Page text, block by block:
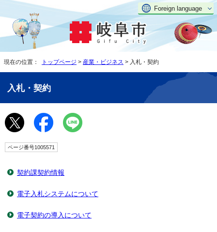
Foreign language
現在の位置： トップページ > 産業・ビジネス > 入札・契約
入札・契約
ページ番号1005571
契約課契約情報
電子入札システムについて
電子契約の導入について